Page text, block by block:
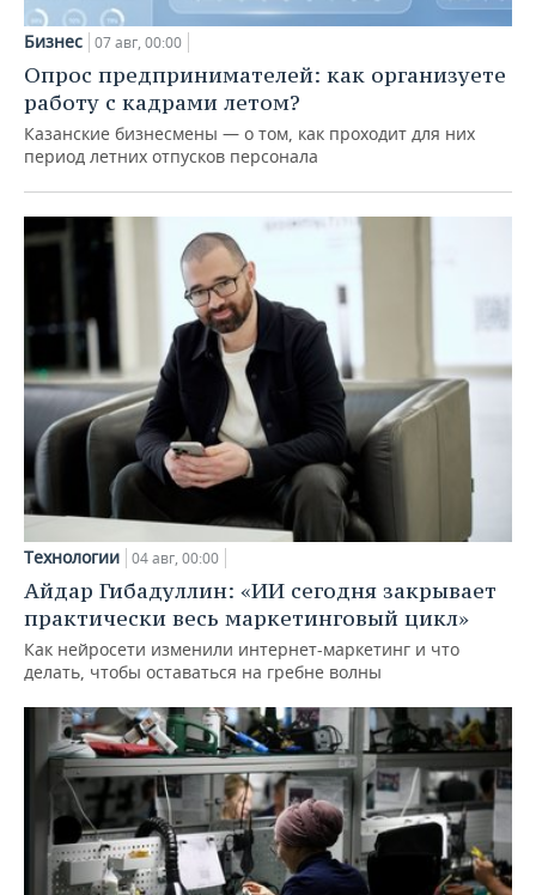
Бизнес 07 авг, 00:00
Опрос предпринимателей: как организуете
работу с кадрами летом?
Казанские бизнесмены — о том, как проходит для них
период летних отпусков персонала
Технологии 04 авг, 00:00
Айдар Гибадуллин: «ИИ сегодня закрывает
практически весь маркетинговый цикл»
Как нейросети изменили интернет-маркетинг и что
делать, чтобы оставаться на гребне волны